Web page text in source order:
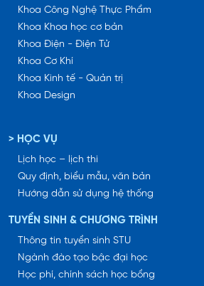
Khoa Công Nghệ Thực Phẩm
Khoa Khoa học cơ bản
Khoa Điện - Điện Tử
Khoa Cơ Khí
Khoa Kinh tế - Quản trị
Khoa Design
> HỌC VỤ
Lịch học – lịch thi
Quy định, biểu mẫu, văn bản
Hướng dẫn sử dụng hệ thống
TUYỂN SINH & CHƯƠNG TRÌNH
Thông tin tuyển sinh STU
Ngành đào tạo bậc đại học
Học phí, chính sách học bổng